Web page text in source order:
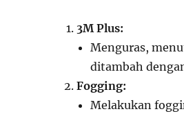
3M Plus:
Menguras,
ditambah
Fogging:
Melakukan